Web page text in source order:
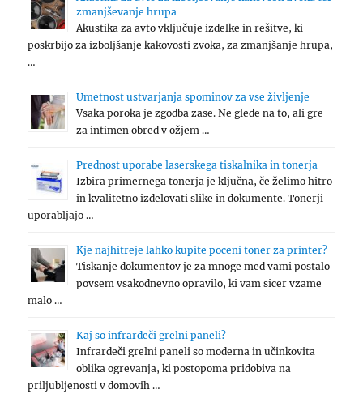
zmanjševanje hrupa
Akustika za avto vključuje izdelke in rešitve, ki
poskrbijo za izboljšanje kakovosti zvoka, za zmanjšanje hrupa,
…
Umetnost ustvarjanja spominov za vse življenje
Vsaka poroka je zgodba zase. Ne glede na to, ali gre
za intimen obred v ožjem …
Prednost uporabe laserskega tiskalnika in tonerja
Izbira primernega tonerja je ključna, če želimo hitro
in kvalitetno izdelovati slike in dokumente. Tonerji
uporabljajo …
Kje najhitreje lahko kupite poceni toner za printer?
Tiskanje dokumentov je za mnoge med vami postalo
povsem vsakodnevno opravilo, ki vam sicer vzame
malo …
Kaj so infrardeči grelni paneli?
Infrardeči grelni paneli so moderna in učinkovita
oblika ogrevanja, ki postopoma pridobiva na
priljubljenosti v domovih …